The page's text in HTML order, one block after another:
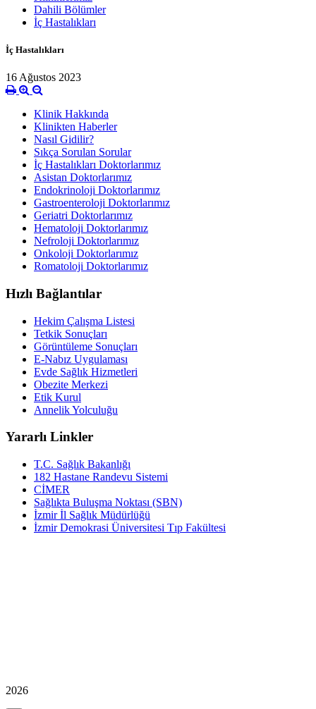
Dahili Bölümler
İç Hastalıkları
İç Hastalıkları
16 Ağustos 2023
Klinik Hakkında
Klinikten Haberler
Nasıl Gidilir?
Sıkça Sorulan Sorular
İç Hastalıkları Doktorlarımız
Asistan Doktorlarımız
Endokrinoloji Doktorlarımız
Gastroenteroloji Doktorlarımız
Geriatri Doktorlarımız
Hematoloji Doktorlarımız
Nefroloji Doktorlarımız
Onkoloji Doktorlarımız
Romatoloji Doktorlarımız
Hızlı Bağlantılar
Hekim Çalışma Listesi
Tetkik Sonuçları
Görüntüleme Sonuçları
E-Nabız Uygulaması
Evde Sağlık Hizmetleri
Obezite Merkezi
Etik Kurul
Annelik Yolculuğu
Yararlı Linkler
T.C. Sağlık Bakanlığı
182 Hastane Randevu Sistemi
CİMER
Sağlıkta Buluşma Noktası (SBN)
İzmir İl Sağlık Müdürlüğü
İzmir Demokrasi Üniversitesi Tıp Fakültesi
2026